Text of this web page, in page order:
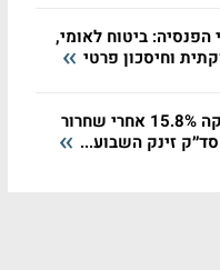
ביטוח לאומי,
וחיסכון פרטי
ספייס X זינקה 15.8% אחרי שחרור
זינק השבוע...